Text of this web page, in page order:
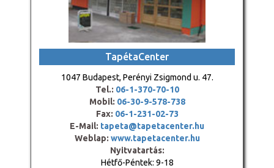
TapétaCenter
1047 Budapest, Perényi Zsigmond u. 47.
Tel.: 06-1-370-70-10
Mobil: 06-30-9-578-738
Fax: 06-1-231-02-73
E-Mail: tapeta@tapetacenter.hu
Weblap: www.tapetacenter.hu
Nyitvatartás:
Hétfő-Péntek: 9-18